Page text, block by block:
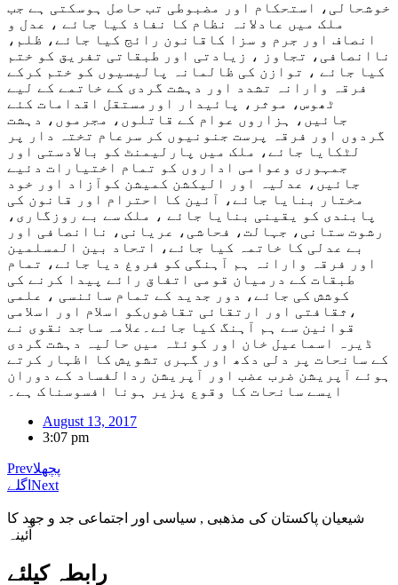
خوشحالی، استحکام اور مضبوطی تب حاصل ہوسکتی ہے جب
ملک میں عادلانہ نظام کا نفاذ کیا جائے ، عدل و
انصاف اور جرم و سزا کاقانون رائج کیا جائے، ظلم،
ناانصافی، تجاوز ، زیادتی اور طبقاتی تفریق کو ختم
کیا جائے ، توازن کی ظالمانہ پالیسیوں کو ختم کرکے
فرقہ وارانہ تشدد اور دہشت گردی کے خاتمے کے لیے
ٹھوس، موثر، پائیدار اورمستقل اقدامات کئے
جائیں، ہزاروں عوام کے قاتلوں، مجرموں، دہشت
گردوں اور فرقہ پرست جنونیوں کر سرعام تختہ دار پر
لٹکایا جائے، ملک میں پارلیمنٹ کو بالادستی اور
جمہوری وعوامی اداروں کو تمام اختیارات دئیے
جائیں، عدلیہ اور الیکشن کمیشن کوآزاد اور خود
مختار بنایا جائے، آئین کا احترام اور قانون کی
پابندی کو یقینی بنایا جائے ، ملک سے بے روزگاری،
رشوت ستانی، جہالت، فحاشی، عریانی، ناانصافی اور
بے عدلی کا خاتمہ کیا جائے، اتحاد بین المسلمین
اور فرقہ وارانہ ہم آہنگی کو فروغ دیا جائے، تمام
طبقات کے درمیان قومی اتفاق رائے پیدا کرنے کی
کوشش کی جائے، دور جدید کے تمام سائنسی ، علمی
،ثقافتی اور ارتقائی تقاضوںکو اسلام اور اسلامی
قوانین سے ہم آہنگ کیا جائے۔علامہ ساجد نقوی نے
ڈیرہ اسماعیل خان اور کوئٹہ میں حالیہ دہشت گردی
کے سانحات پر دلی دکھ اور گہری تشویش کا اظہار کرتے
ہوئے آپریشن ضرب عضب اور آپریشن ردالفساد کے دوران
ایسے سانحات کا وقوع پزیر ہونا افسوسناک ہے۔
August 13, 2017
3:07 pm
Prevپچھلا
اگلے Next
شیعیان پاکستان کی مذهبی , سیاسی اور اجتماعی جد و جهد کا
آئینہ